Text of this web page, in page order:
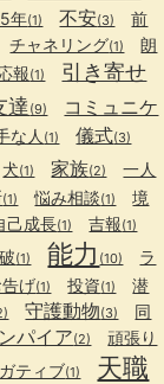
年(1) 不安(3)
前
チャネリング(1)
朗
報(1) 引き寄せ
達 (9)
コミュニケ
な人 (1) 儀式(3)
犬(1) 家族(2)
一人
(1) 悩み相談(1)
境
己成長(1) 吉報(1)
(1) 能力 (10)
ラ
げ(1) 投資(1)
潜
守護動物(3)
同
パイア(2) 頑張り
ティブ(1) 天職